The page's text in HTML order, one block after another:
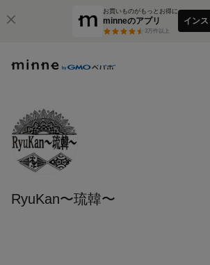
お買いものがもっとお得に
minneのアプリ
3万件以上
イン
RyuKan〜琉韓〜